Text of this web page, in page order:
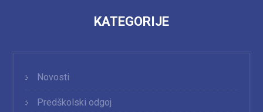
KATEGORIJE
Novosti
Predškolski odgoj